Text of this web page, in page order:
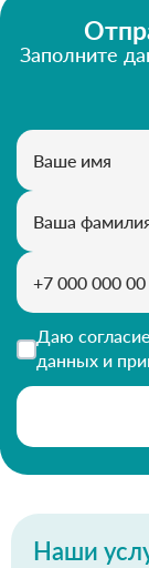
Заполните
Даю
данных и
Наши